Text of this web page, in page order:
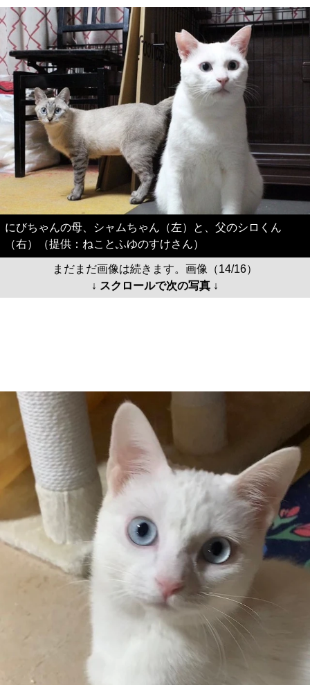
にびちゃんの母、シャムちゃん（左）と、父のシロくん
（右）（提供：ねことふゆのすけさん）
まだまだ画像は続きます。画像（14/16）
↓ スクロールで次の写真 ↓